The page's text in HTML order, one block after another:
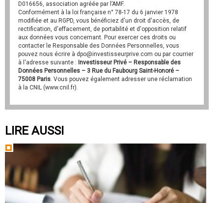
D016656, association agréée par l’AMF.
Conformément à la loi française n° 78-17 du 6 janvier 1978
modifiée et au RGPD, vous bénéficiez d'un droit d'accès, de
rectification, d'effacement, de portabilité et d'opposition relatif
aux données vous concernant. Pour exercer ces droits ou
contacter le Responsable des Données Personnelles, vous
pouvez nous écrire à dpo@investisseurprive.com ou par courrier
à l'adresse suivante : Investisseur Privé – Responsable des
Données Personnelles – 3 Rue du Faubourg Saint-Honoré –
75008 Paris. Vous pouvez également adresser une réclamation
à la CNIL (www.cnil.fr).
LIRE AUSSI